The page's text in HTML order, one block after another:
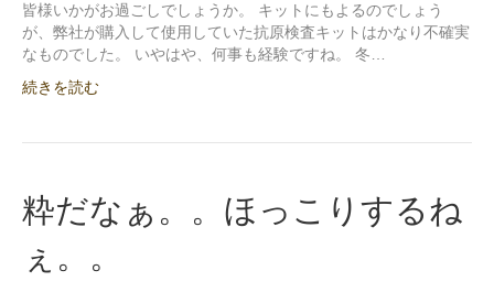
皆様いかがお過ごしでしょうか。 キットにもよるのでしょう
が、弊社が購入して使用していた抗原検査キットはかなり不確実
なものでした。 いやはや、何事も経験ですね。 冬…
続きを読む
粋だなぁ。。ほっこりするね
ぇ。。